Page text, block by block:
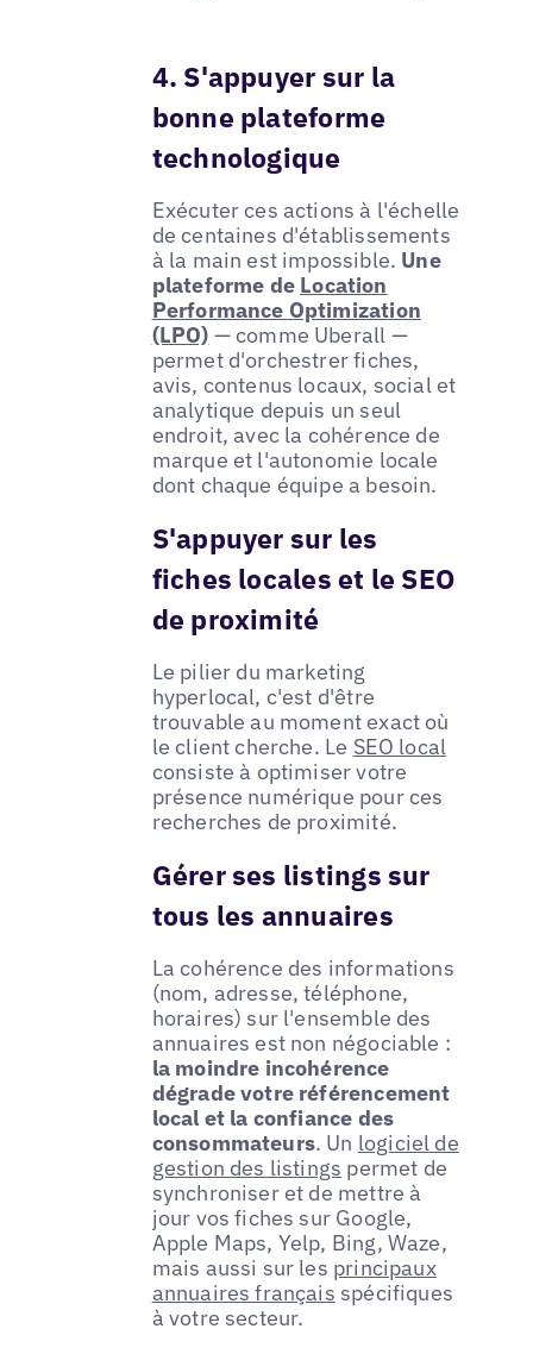
4. S'appuyer sur la
bonne plateforme
technologique
Exécuter ces actions à l'échelle
de centaines d'établissements
à la main est impossible. Une
plateforme de Location
Performance Optimization
(LPO) — comme Uberall —
permet d'orchestrer fiches,
avis, contenus locaux, social et
analytique depuis un seul
endroit, avec la cohérence de
marque et l'autonomie locale
dont chaque équipe a besoin.
S'appuyer sur les
fiches locales et le SEO
de proximité
Le pilier du marketing
hyperlocal, c'est d'être
trouvable au moment exact où
le client cherche. Le SEO local
consiste à optimiser votre
présence numérique pour ces
recherches de proximité.
Gérer ses listings sur
tous les annuaires
La cohérence des informations
(nom, adresse, téléphone,
horaires) sur l'ensemble des
annuaires est non négociable :
la moindre incohérence
dégrade votre référencement
local et la confiance des
consommateurs. Un logiciel de
gestion des listings permet de
synchroniser et de mettre à
jour vos fiches sur Google,
Apple Maps, Yelp, Bing, Waze,
mais aussi sur les principaux
annuaires français spécifiques
à votre secteur.